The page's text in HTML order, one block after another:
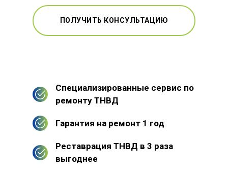
ПОЛУЧИТЬ КОНСУЛЬТАЦИЮ
Специализированные сервис по
ремонту ТНВД
Гарантия на ремонт 1 год
Реставрация ТНВД в 3 раза
выгоднее